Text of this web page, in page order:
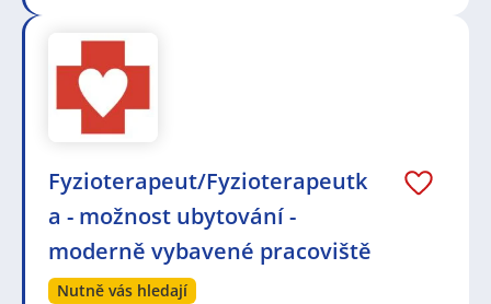
Fyzioterapeut/Fyzioterapeutk
a - možnost ubytování -
moderně vybavené pracoviště
Nutně vás hledají